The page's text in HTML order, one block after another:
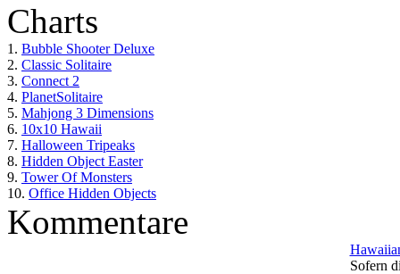
Charts
1. Bubble Shooter Deluxe
2. Classic Solitaire
3. Connect 2
4. PlanetSolitaire
5. Mahjong 3 Dimensions
6. 10x10 Hawaii
7. Halloween Tripeaks
8. Hidden Object Easter
9. Tower Of Monsters
10. Office Hidden Objects
Kommentare
Sofern